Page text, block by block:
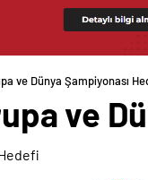
ve Dünya Şampiyonası
ve